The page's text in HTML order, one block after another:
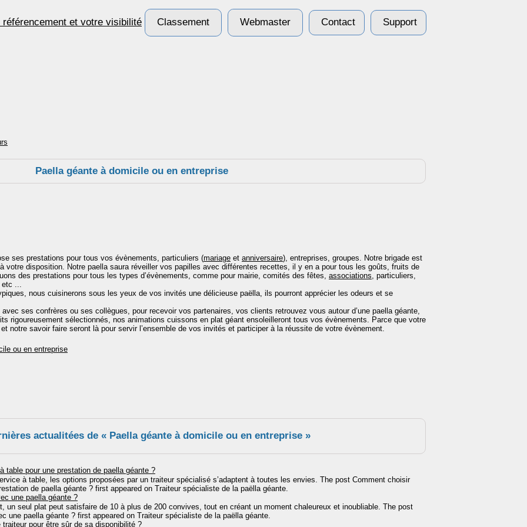
Classement Webmaster Contact Support
Paella géante à domicile ou en entreprise
ses prestations pour tous vos évènements, particuliers (mariage et anniversaire), entreprises, groupes. Notre brigade est
votre disposition. Notre paella saura réveiller vos papilles avec différentes recettes, il y en a pour tous les goûts, fruits de
des prestations pour tous les types d’évènements, comme pour mairie, comités des fêtes, associations , particuliers,
...
nous cuisinerons sous les yeux de vos invités une délicieuse paëlla, ils pourront apprécier les odeurs et se
ses confrères ou ses collègues, pour recevoir vos partenaires, vos clients retrouvez vous autour d’une paella géante,
rigoureusement sélectionnés, nos animations cuissons en plat géant ensoleilleront tous vos évènements. Parce que votre
notre savoir faire seront là pour servir l’ensemble de vos invités et participer à la réussite de votre évènement.
ou en entreprise
actualitées de « Paella géante à domicile ou en entreprise »
table pour une prestation de paella géante ?
à table, les options proposées par un traiteur spécialisé s’adaptent à toutes les envies. The post Comment choisir
de paella géante ? first appeared on Traiteur spécialiste de la paëlla géante.
une paella géante ?
un seul plat peut satisfaire de 10 à plus de 200 convives, tout en créant un moment chaleureux et inoubliable. The post
une paella géante ? first appeared on Traiteur spécialiste de la paëlla géante.
pour être sûr de sa disponibilité ?